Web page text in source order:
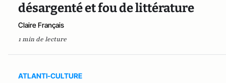
désargenté et fou de littérature
Claire Français
1 min de lecture
ATLANTI-CULTURE